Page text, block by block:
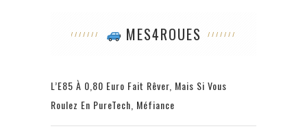
MES4ROUES
L’E85 À 0,80 Euro Fait Rêver, Mais Si Vous
Roulez En PureTech, Méfiance